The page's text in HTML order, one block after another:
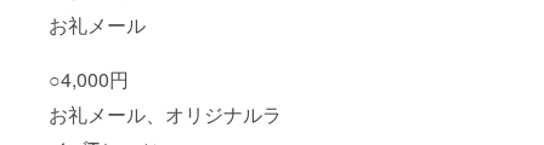
お礼メール
○4,000円
お礼メール、オリジナルラ